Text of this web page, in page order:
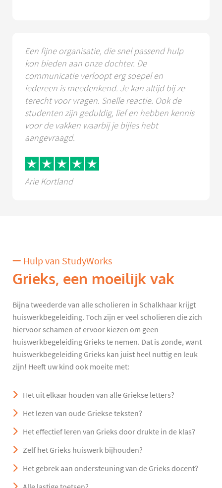
Een fijne organisatie, die snel passend hulp
kon bieden aan onze dochter. De
communicatie verloopt erg soepel en
iedereen is meedenkend. Je kan altijd bij ze
terecht voor vragen. Snelle reactie. Ook de
studenten zijn geduldig, lief en hebben kennis
voor de vakken waarbij je bijles hebt
aangevraagd.
Arie Kortland
Hulp van StudyWorks
Grieks, een moeilijk vak
Bijna tweederde van alle scholieren in Schalkhaar krijgt
huiswerkbegeleiding. Toch zijn er veel scholieren die zich
hiervoor schamen of ervoor kiezen om geen
huiswerkbegeleiding Grieks te nemen. Dat is zonde, want
huiswerkbegeleiding Grieks kan juist heel nuttig en leuk
zijn! Heeft uw kind ook moeite met:
Het uit elkaar houden van alle Griekse letters?
Het lezen van oude Griekse teksten?
Het effectief leren van Grieks door drukte in de klas?
Zelf het Grieks huiswerk bijhouden?
Het gebrek aan ondersteuning van de Grieks docent?